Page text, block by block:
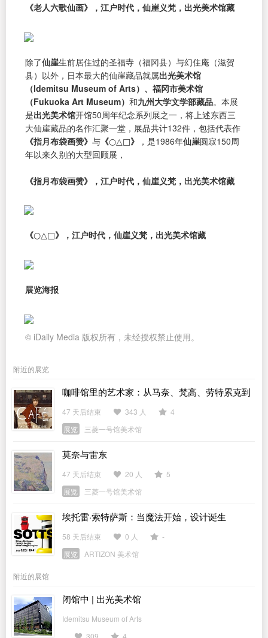
《老人六歌仙画》，江户时代，仙崖义梵，出光美术馆藏
除了仙崖生前居住过的圣福寺（福冈县）与幻住庵（滋贺
县）以外，日本最大的仙崖藏品就属出光美术馆
（Idemitsu Museum of Arts）、福冈市美术馆
（Fukuoka Art Museum） 和九州大学文学部藏品。本展
是出光美术馆开馆50周年纪念系列展之一，将上述东西三
大仙崖藏品的名作汇聚一堂，展品共计132件，包括代表作
《指月布袋画赞》 与 《○△□》 ，是1986年仙崖圆寂150周
年以来久别的大型回顾展，
《指月布袋画赞》，江户时代，仙崖义梵，出光美术馆藏
《○△□》，江户时代，仙崖义梵，出光美术馆藏
展览海报
© iDaily Media 版权所有，未经授权禁止使用。
附近的展览
咖啡馆里的艺术家：从马奈、梵高、劳特累克到
毕加索
47 天后结束 343 人
4
展览
三菱一号馆美术馆
莫奈与雷东
47 天后结束 20 人
5
展览
三菱一号馆美术馆
埃托雷·索特萨斯：当魔法开始，设计诞生
58 天后结束 0 人
-
展览
ARTIZON 美术馆
附近的展馆
闭馆中 | 出光美术馆
Idemitsu Museum of Arts